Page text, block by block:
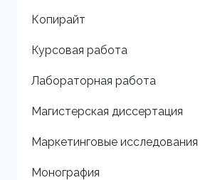
Копирайт
Курсовая работа
Лабораторная работа
Магистерская диссертация
Маркетинговые исследования
Монография